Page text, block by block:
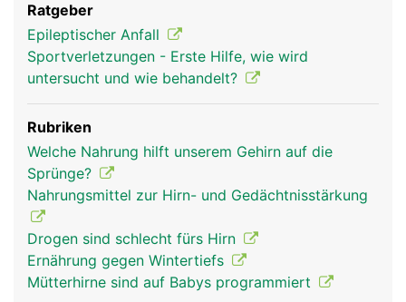
kopf Links Mann
Ratgeber
Epileptischer Anfall
Sportverletzungen - Erste Hilfe, wie wird
untersucht und wie behandelt?
Rubriken
Welche Nahrung hilft unserem Gehirn auf die
Sprünge?
Nahrungsmittel zur Hirn- und Gedächtnisstärkung
Drogen sind schlecht fürs Hirn
Ernährung gegen Wintertiefs
Mütterhirne sind auf Babys programmiert